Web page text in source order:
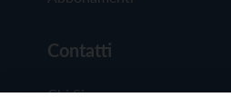
Contatti
Chi Siamo